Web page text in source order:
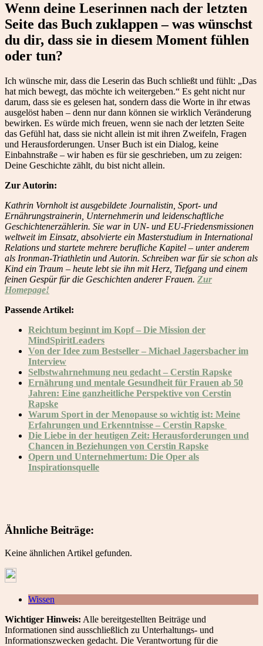
Wenn deine Leserinnen nach der letzten
Seite das Buch zuklappen – was wünschst
du dir, dass sie in diesem Moment fühlen
oder tun?
Ich wünsche mir, dass die Leserin das Buch schließt und fühlt: „Das
hat mich bewegt, das möchte ich weitergeben.“ Es geht nicht nur
darum, dass sie es gelesen hat, sondern dass die Worte in ihr etwas
ausgelöst haben – denn nur dann können sie wirklich Veränderung
bewirken. Es würde mich freuen, wenn sie nach der letzten Seite
das Gefühl hat, dass sie nicht allein ist mit ihren Zweifeln, Fragen
und Herausforderungen. Unser Buch ist ein Dialog, keine
Einbahnstraße – wir haben es für sie geschrieben, um zu zeigen:
Deine Geschichte zählt, du bist nicht allein.
Zur Autorin:
Kathrin Vornholt ist ausgebildete Journalistin, Sport- und
Ernährungstrainerin, Unternehmerin und leidenschaftliche
Geschichtenerzählerin. Sie war in UN- und EU-Friedensmissionen
weltweit im Einsatz, absolvierte ein Masterstudium in International
Relations und startete mehrere berufliche Kapitel – unter anderem
als Ironman-Triathletin und Autorin. Schreiben war für sie schon als
Kind ein Traum – heute lebt sie ihn mit Herz, Tiefgang und einem
feinen Gespür für die Geschichten anderer Frauen. Zur
Homepage!
Passende Artikel:
Reichtum beginnt im Kopf – Die Mission der
MindSpiritLeaders
Von der Idee zum Bestseller – Michael Jagersbacher im
Interview
Selbstwahrnehmung neu gedacht – Cerstin Rapske
Ernährung und mentale Gesundheit für Frauen ab 50
Jahren: Eine ganzheitliche Perspektive von Cerstin
Rapske
Warum Sport in der Menopause so wichtig ist: Meine
Erfahrungen und Erkenntnisse – Cerstin Rapske
Die Liebe in der heutigen Zeit: Herausforderungen und
Chancen in Beziehungen von Cerstin Rapske
Opern und Unternehmertum: Die Oper als
Inspirationsquelle
Ähnliche Beiträge:
Keine ähnlichen Artikel gefunden.
Wissen
Wichtiger Hinweis: Alle bereitgestellten Beiträge und
Informationen sind ausschließlich zu Unterhaltungs- und
Informationszwecken gedacht. Die Verantwortung für die